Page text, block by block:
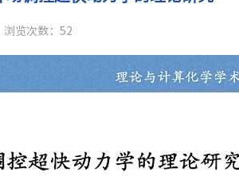
浏览次数：52